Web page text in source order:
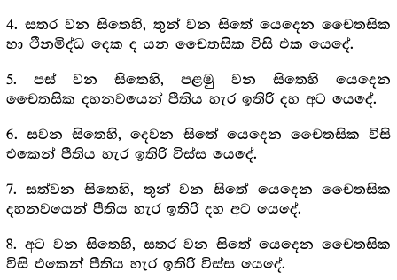
4. සතර වන සිතෙහි, තුන් වන සිතේ යෙදෙන චෛතසික
හා ථීනමිද්ධ දෙක ද යන චෛතසික විසි එක යෙදේ.
5. පස් වන සිතෙහි, පළමු වන සිතෙහි යෙදෙන
චෛතසික දහනවයෙන් පීතිය හැර ඉතිරි දහ අට යෙදේ.
6. සවන සිතෙහි, දෙවන සිතේ යෙදෙන චෛතසික විසි
එකෙන් පීතිය හැර ඉතිරි විස්ස යෙදේ.
7. සත්වන සිතෙහි, තුන් වන සිතේ යෙදෙන චෛතසික
දහනවයෙන් පීතිය හැර ඉතිරි දහ අට යෙදේ.
8. අට වන සිතෙහි, සතර වන සිතේ යෙදෙන චෛතසික
විසි එකෙන් පීතිය හැර ඉතිරි විස්ස යෙදේ.